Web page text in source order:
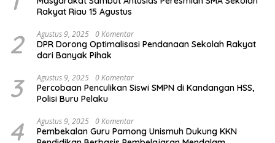
Rakyat Riau 15 Agustus
2 Agustus 9, 2025 0 Komentar
DPR Dorong Optimalisasi Pendanaan Sekolah Rakyat
dari Banyak Pihak
3 Agustus 9, 2025 0 Komentar
Percobaan Penculikan Siswi SMPN di Kandangan HSS,
Polisi Buru Pelaku
4 Agustus 9, 2025 0 Komentar
Pembekalan Guru Pamong Unismuh Dukung KKN